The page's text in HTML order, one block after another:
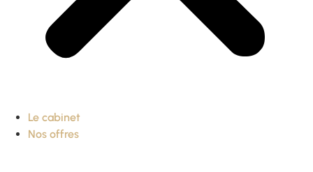
Le cabinet
Nos offres